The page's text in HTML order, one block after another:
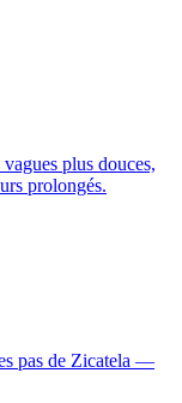
plus douces,
prolongés.
pas de Zicatela —